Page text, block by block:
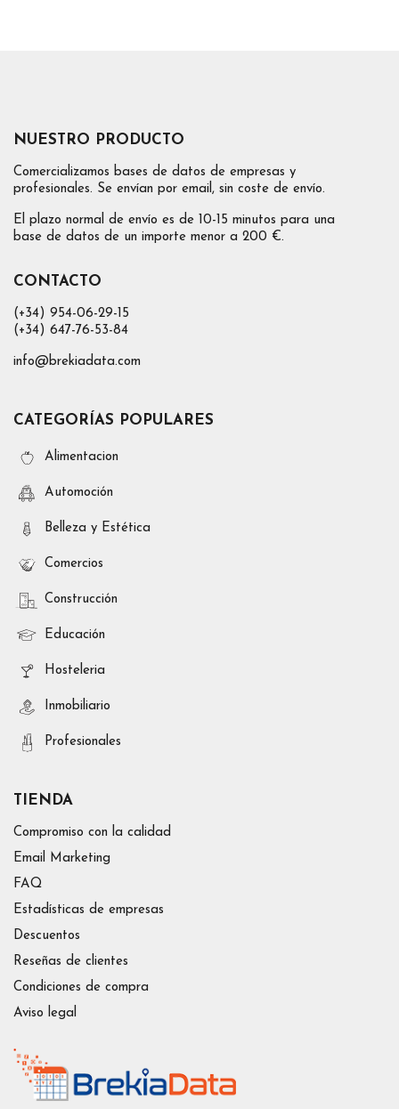
NUESTRO PRODUCTO
Comercializamos bases de datos de empresas y
profesionales. Se envían por email, sin coste de envío.
El plazo normal de envío es de 10-15 minutos para una
base de datos de un importe menor a 200 €.
CONTACTO
(+34) 954-06-29-15
(+34) 647-76-53-84
info@brekiadata.com
CATEGORÍAS POPULARES
Alimentacion
Automoción
Belleza y Estética
Comercios
Construcción
Educación
Hosteleria
Inmobiliario
Profesionales
TIENDA
Compromiso con la calidad
Email Marketing
FAQ
Estadísticas de empresas
Descuentos
Reseñas de clientes
Condiciones de compra
Aviso legal